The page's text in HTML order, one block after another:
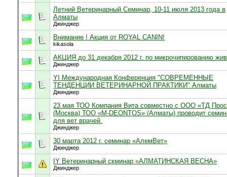
Летний Ветеринарный Семинар, 10-11 июля 2013 года в
Алматы
Джинджер
Внимание ! Акция от ROYAL CANIN!
kikasola
АКЦИЯ до 31 декабря 2012 г. по микрочипированию
Джинджер
YI Международная Конференция "СОВРЕМЕННЫЕ
ТЕНДЕНЦИИ ВЕТЕРИНАРНОЙ ПРАКТИКИ" Алматы
Джинджер
23 мая ТОО Компания Вита совместно с ООО «ТД
(Москва) ТОО «M-DEONTOS» (Алматы) проводит
для вет врачей.
Джинджер
30 марта 2012 г. семинар «АлемВет»
Джинджер
IY Ветеринарный скминар «АЛМАТИНСКАЯ ВЕСНА»
Джинджер